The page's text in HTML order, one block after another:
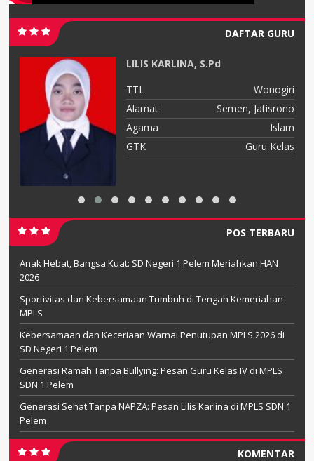
DAFTAR GURU
LILIS KARLINA, S.Pd
TTL
Wonogiri
Alamat
Semen, Jatisrono
Agama
Islam
GTK
Guru Kelas
POS TERBARU
Anak Hebat, Bangsa Kuat: SD Negeri 1 Pelem Meriahkan HAN
2026
Sportivitas dan Kebersamaan Tumbuh di Tengah Kemeriahan
MPLS
Kebersamaan dan Keceriaan Warnai Penutupan MPLS 2026 di
SD Negeri 1 Pelem
Generasi Ramah Tanpa Bullying: Pesan Guru Kelas IV di MPLS
SDN 1 Pelem
Generasi Sehat Tanpa NAPZA: Pesan Lilis Karlina di MPLS SDN 1
Pelem
KOMENTAR